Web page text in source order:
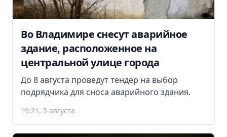
Во Владимире снесут аварийное
здание, расположенное на
центральной улице города
До 8 августа проведут тендер на выбор
подрядчика для сноса аварийного здания.
19:21, 5 августа